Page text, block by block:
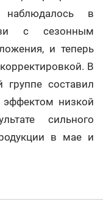
в
с сезонным
и теперь
В
группе составил
эффектом низкой
сильного
в мае и